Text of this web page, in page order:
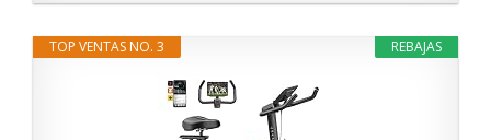
REBAJAS
TOP VENTAS NO. 3